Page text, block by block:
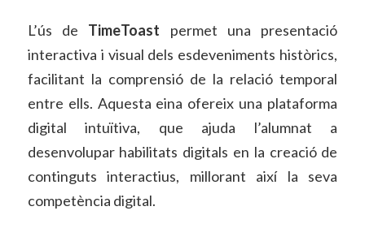
L’ús de TimeToast permet una presentació
interactiva i visual dels esdeveniments històrics,
facilitant la comprensió de la relació temporal
entre ells. Aquesta eina ofereix una plataforma
digital intuïtiva, que ajuda l’alumnat a
desenvolupar habilitats digitals en la creació de
continguts interactius, millorant així la seva
competència digital.